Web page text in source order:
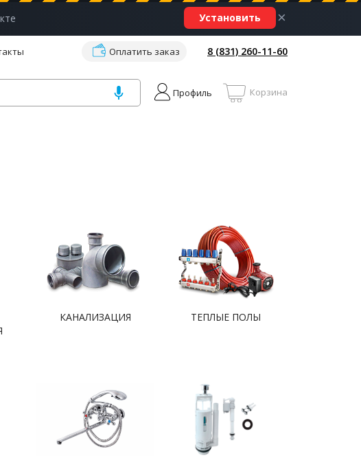
Установить ×
Оплатить заказ 8 (831) 260-11-60
Профиль Корзина
КАНАЛИЗАЦИЯ ТЕПЛЫЕ ПОЛЫ